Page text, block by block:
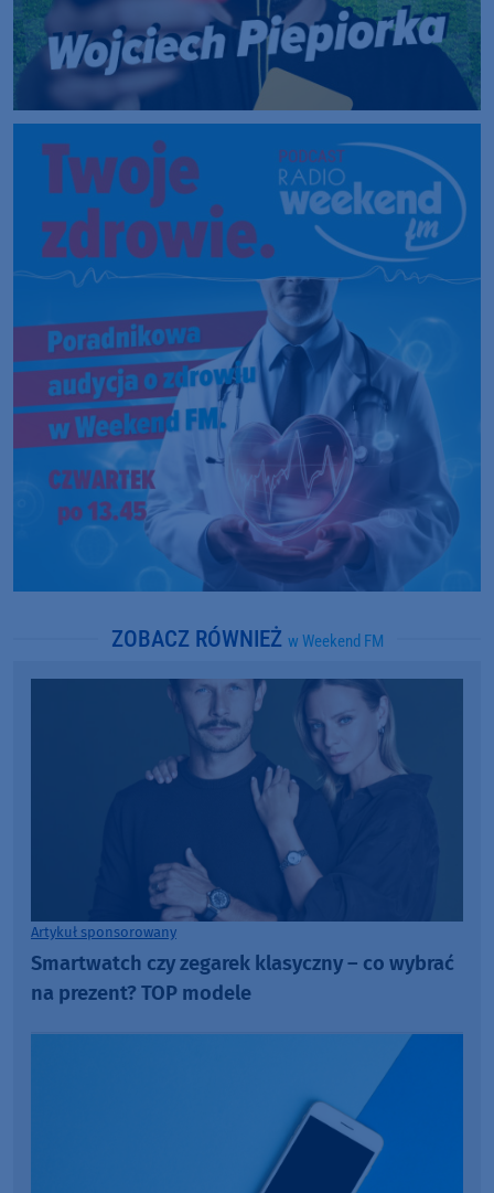
ZOBACZ RÓWNIEŻ w Weekend FM
Artykuł sponsorowany
Smartwatch czy zegarek klasyczny – co wybrać
na prezent? TOP modele